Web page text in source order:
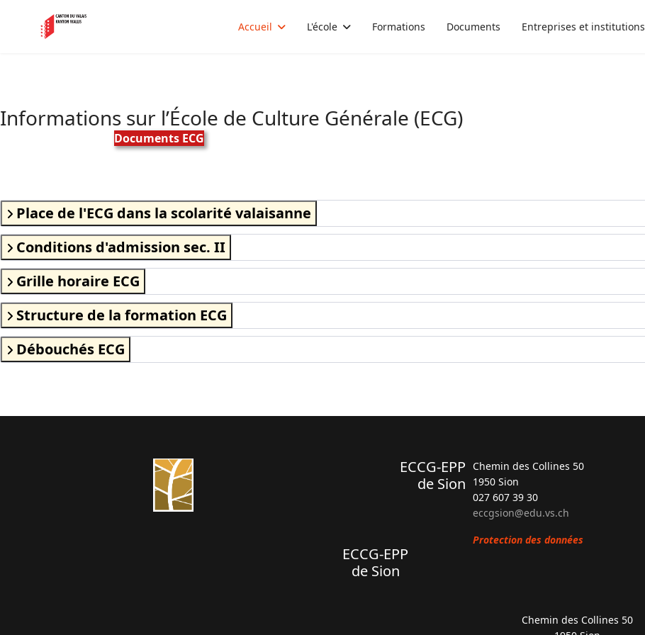
Accueil L'école Formations Documents Entreprises et institutions
Informations sur l’École de Culture Générale (ECG)
Documents ECG
Place de l'ECG dans la scolarité valaisanne
Conditions d'admission sec. II
Grille horaire ECG
Structure de la formation ECG
Débouchés ECG
ECCG-EPP
de Sion
ECCG-EPP
de Sion
Chemin des Collines 50
1950 Sion
027 607 39 30
eccgsion@edu.vs.ch
Protection des données
Chemin des Collines 50